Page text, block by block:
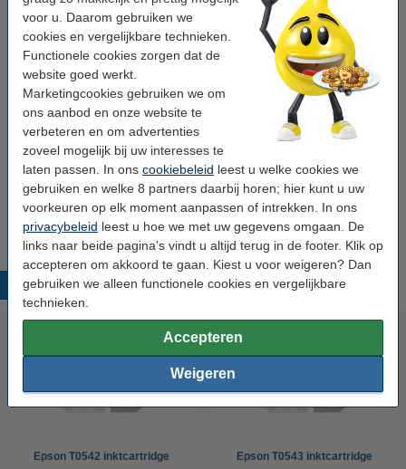
voor u. Daarom gebruiken we
cookies en vergelijkbare technieken.
Functionele cookies zorgen dat de
website goed werkt.
Marketingcookies gebruiken we om
ons aanbod en onze website te
verbeteren en om advertenties
zoveel mogelijk bij uw interesses te
laten passen. In ons cookiebeleid leest u welke cookies we
gebruiken en welke 8 partners daarbij horen; hier kunt u uw
voorkeuren op elk moment aanpassen of intrekken. In ons
privacybeleid leest u hoe we met uw gegevens omgaan. De
links naar beide pagina's vindt u altijd terug in de footer. Klik op
accepteren om akkoord te gaan. Kiest u voor weigeren? Dan
gebruiken we alleen functionele cookies en vergelijkbare
technieken.
Accepteren
Weigeren
Epson T0543 inktcartridge magenta (123inkt
huismerk)
€ 6,50
Geel meebestellen
Epson T0544 inktcartridge geel (123inkt
huismerk)
Tip
Wij adviseren u om deze cartridge i.p.v. de originele cartridge te
nemen.
Populaire producten
Epson T0542 inktcartridge
Epson T0543 inktcartridge